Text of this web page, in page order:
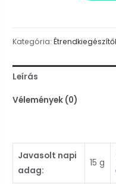
Kategória:
Leírás
Vélemények (0)
Javasolt napi
adag:
15 g